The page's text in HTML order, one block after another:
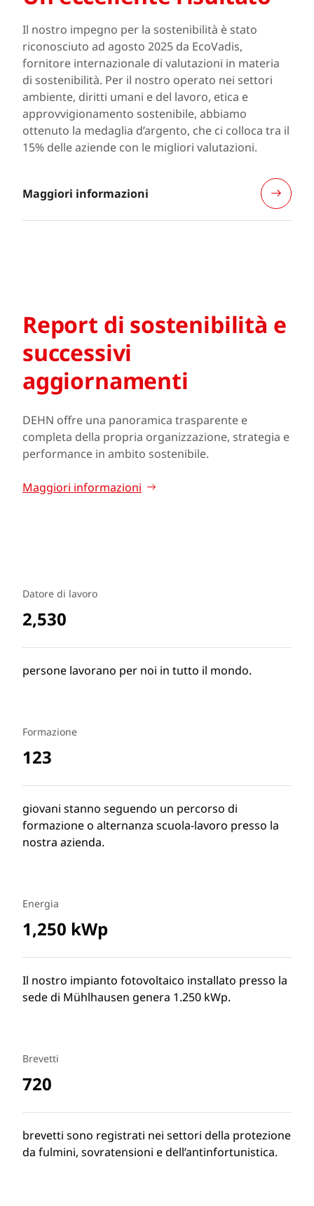
Il nostro impegno per la sostenibilità è stato
riconosciuto ad agosto 2025 da EcoVadis,
fornitore internazionale di valutazioni in materia
di sostenibilità. Per il nostro operato nei settori
ambiente, diritti umani e del lavoro, etica e
approvvigionamento sostenibile, abbiamo
ottenuto la medaglia d’argento, che ci colloca tra il
15% delle aziende con le migliori valutazioni.
Maggiori informazioni
Report di sostenibilità e
successivi
aggiornamenti
DEHN offre una panoramica trasparente e
completa della propria organizzazione, strategia e
performance in ambito sostenibile.
Maggiori informazioni
Datore di lavoro
2,530
persone lavorano per noi in tutto il mondo.
Formazione
123
giovani stanno seguendo un percorso di
formazione o alternanza scuola-lavoro presso la
nostra azienda.
Energia
1,250 kWp
Il nostro impianto fotovoltaico installato presso la
sede di Mühlhausen genera 1.250 kWp.
Brevetti
720
brevetti sono registrati nei settori della protezione
da fulmini, sovratensioni e dell’antinfortunistica.